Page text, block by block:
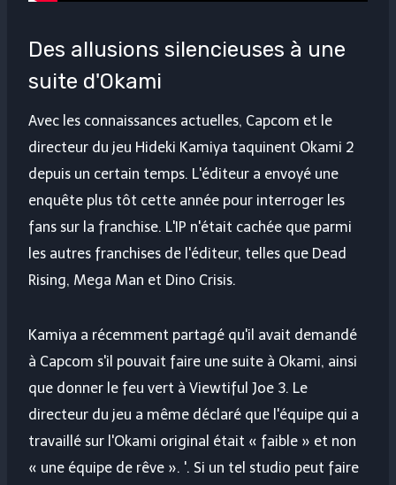
Des allusions silencieuses à une
suite d'Okami
Avec les connaissances actuelles, Capcom et le
directeur du jeu Hideki Kamiya taquinent Okami 2
depuis un certain temps. L'éditeur a envoyé une
enquête plus tôt cette année pour interroger les
fans sur la franchise. L'IP n'était cachée que parmi
les autres franchises de l'éditeur, telles que Dead
Rising, Mega Man et Dino Crisis.
Kamiya a récemment partagé qu'il avait demandé
à Capcom s'il pouvait faire une suite à Okami, ainsi
que donner le feu vert à Viewtiful Joe 3. Le
directeur du jeu a même déclaré que l'équipe qui a
travaillé sur l'Okami original était « faible » et non
« une équipe de rêve ». '. Si un tel studio peut faire